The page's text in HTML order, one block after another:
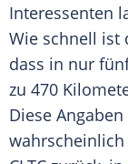
Interessenten
Wie schnell ist
dass in nur
zu 470
Diese